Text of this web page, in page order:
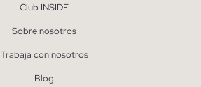
Club INSIDE
Sobre nosotros
Trabaja con nosotros
Blog